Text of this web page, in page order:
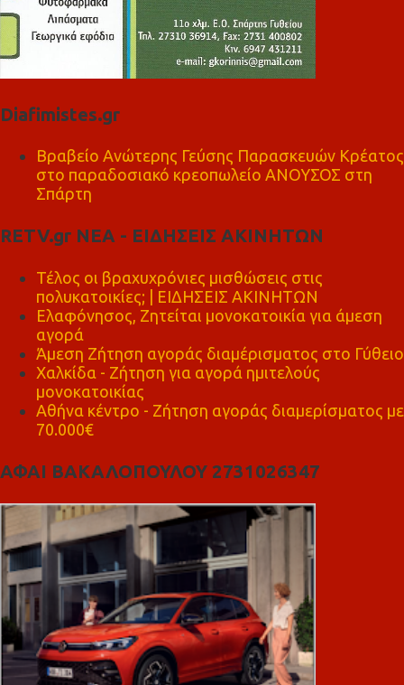
Diafimistes.gr
Βραβείο Ανώτερης Γεύσης Παρασκευών Κρέατος
στο παραδοσιακό κρεοπωλείο ΑΝΟΥΣΟΣ στη
Σπάρτη
RETV.gr ΝΕΑ - ΕΙΔΗΣΕΙΣ ΑΚΙΝΗΤΩΝ
Τέλος οι βραχυχρόνιες μισθώσεις στις
πολυκατοικίες; | ΕΙΔΗΣΕΙΣ ΑΚΙΝΗΤΩΝ
Ελαφόνησος, Ζητείται μονοκατοικία για άμεση
αγορά
Άμεση Ζήτηση αγοράς διαμέρισματος στο Γύθειο
Χαλκίδα - Ζήτηση για αγορά ημιτελούς
μονοκατοικίας
Αθήνα κέντρο - Ζήτηση αγοράς διαμερίσματος με
70.000€
ΑΦΑΙ ΒΑΚΑΛΟΠΟΥΛΟΥ 2731026347